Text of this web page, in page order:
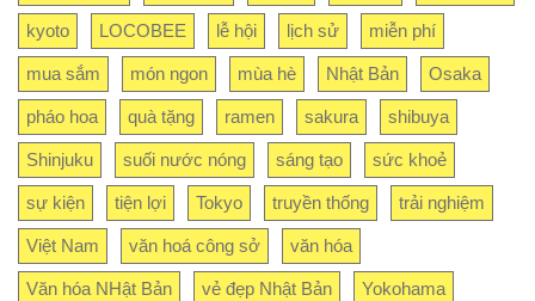
kyoto LOCOBEE lễ hội lịch sử miễn phí
mua sắm món ngon mùa hè Nhật Bản Osaka
pháo hoa quà tặng ramen sakura shibuya
Shinjuku suối nước nóng sáng tạo sức khoẻ
sự kiện tiện lợi Tokyo truyền thống trải nghiệm
Việt Nam văn hoá công sở văn hóa
Văn hóa NHật Bản vẻ đẹp Nhật Bản Yokohama